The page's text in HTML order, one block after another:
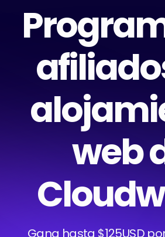
web
Gana hasta $125USD